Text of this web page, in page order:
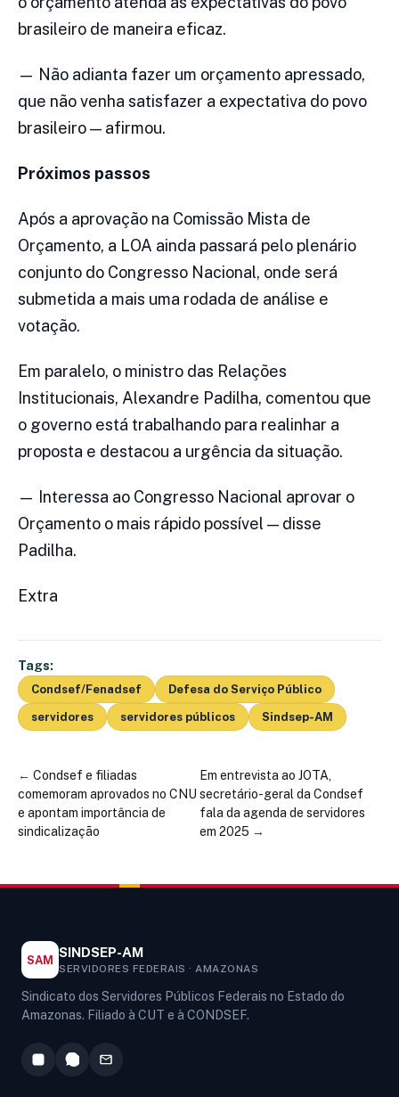
brasileiro de maneira eficaz.
— Não adianta fazer um orçamento apressado,
que não venha satisfazer a expectativa do povo
brasileiro — afirmou.
Próximos passos
Após a aprovação na Comissão Mista de
Orçamento, a LOA ainda passará pelo plenário
conjunto do Congresso Nacional, onde será
submetida a mais uma rodada de análise e
votação.
Em paralelo, o ministro das Relações
Institucionais, Alexandre Padilha, comentou que
o governo está trabalhando para realinhar a
proposta e destacou a urgência da situação.
— Interessa ao Congresso Nacional aprovar o
Orçamento o mais rápido possível — disse
Padilha.
Extra
Tags:
Condsef/Fenadsef Defesa do Serviço Público
servidores servidores públicos Sindsep-AM
← Condsef e filiadas
comemoram aprovados no CNU
e apontam importância de
sindicalização
Em entrevista ao JOTA,
secretário-geral da Condsef
fala da agenda de servidores
em 2025 →
SAM SINDSEP-AM
SERVIDORES FEDERAIS · AMAZONAS
Sindicato dos Servidores Públicos Federais no Estado do
Amazonas. Filiado à CUT e à CONDSEF.